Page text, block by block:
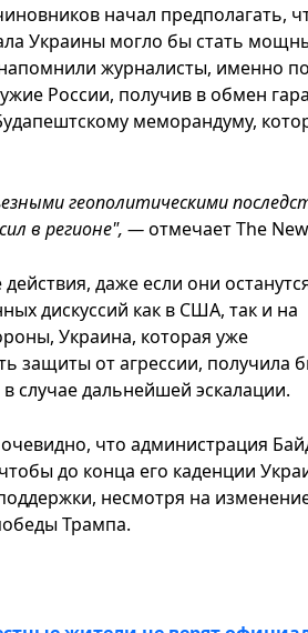
начал предполагать,
Украины могло бы стать
журналисты, именно
России, получив в обмен
меморандуму,
геополитическими
в регионе", —отмечает The
даже если они
дискуссий как в США, так и на
Украина, которая уже
защиты от агрессии,
случае дальнейшей эскалации.
что администрация
до конца его каденции
несмотря на
Трампа.